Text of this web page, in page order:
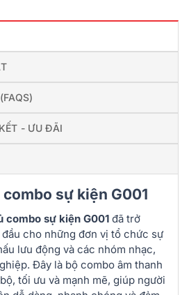
- ƯU ĐÃI
sự kiện G001
combo sự kiện G001 đã trở
cho những đơn vị tổ chức sự
lưu động và các nhóm nhạc,
Đây là bộ combo âm thanh
tối ưu và mạnh mẽ, giúp người